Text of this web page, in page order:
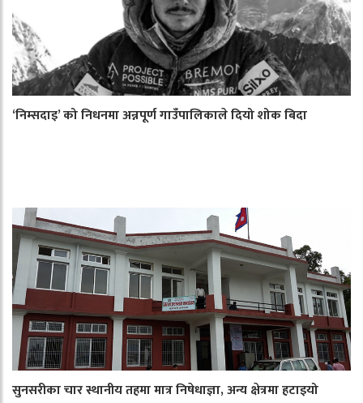
‘निम्सदाइ’ को निधनमा अन्नपूर्ण गाउँपालिकाले दियो शोक बिदा
सुनसरीका चार स्थानीय तहमा मात्र निषेधाज्ञा, अन्य क्षेत्रमा हटाइयो